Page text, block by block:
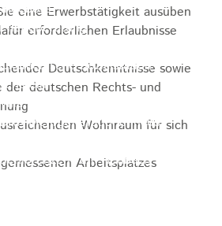
Pflegeberatung
Ökumenische Sozialstation
Villa Rosenstein
DRK Mehrgenerationenhaus
Seniorenzentrum Heubach
eine Erwerbstätigkeit ausüben
erforderlichen Erlaubnisse
Deutschkenntnisse sowie
der deutschen Rechts- und
Wohnraum für sich
Arbeitsplatzes